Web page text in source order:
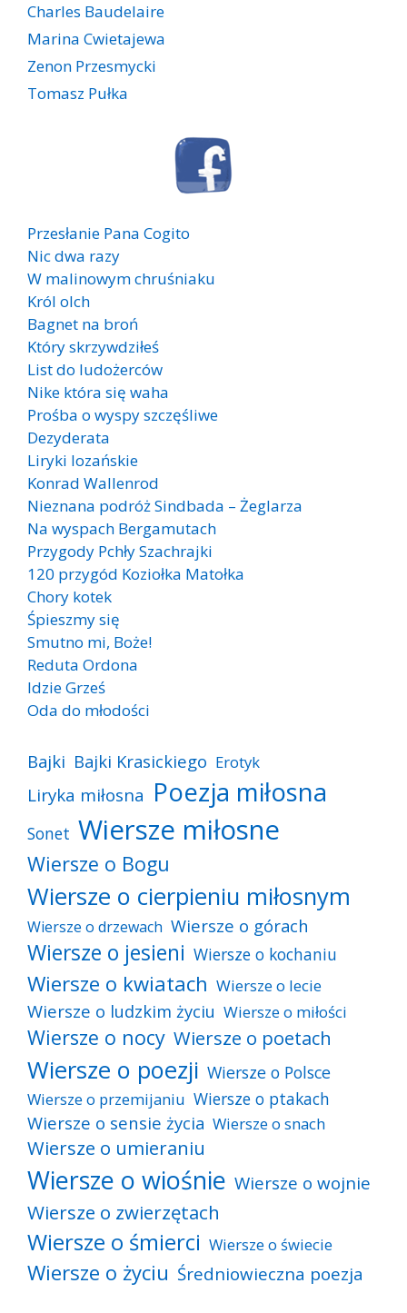
Charles Baudelaire
Marina Cwietajewa
Zenon Przesmycki
Tomasz Pułka
Przesłanie Pana Cogito
Nic dwa razy
W malinowym chruśniaku
Król olch
Bagnet na broń
Który skrzywdziłeś
List do ludożerców
Nike która się waha
Prośba o wyspy szczęśliwe
Dezyderata
Liryki lozańskie
Konrad Wallenrod
Nieznana podróż Sindbada – Żeglarza
Na wyspach Bergamutach
Przygody Pchły Szachrajki
120 przygód Koziołka Matołka
Chory kotek
Śpieszmy się
Smutno mi, Boże!
Reduta Ordona
Idzie Grześ
Oda do młodości
Bajki Bajki Krasickiego Erotyk
Liryka miłosna Poezja miłosna
Sonet Wiersze miłosne
Wiersze o Bogu
Wiersze o cierpieniu miłosnym
Wiersze o drzewach Wiersze o górach
Wiersze o jesieni Wiersze o kochaniu
Wiersze o kwiatach Wiersze o lecie
Wiersze o ludzkim życiu Wiersze o miłości
Wiersze o nocy Wiersze o poetach
Wiersze o poezji Wiersze o Polsce
Wiersze o przemijaniu Wiersze o ptakach
Wiersze o sensie życia Wiersze o snach
Wiersze o umieraniu
Wiersze o wiośnie Wiersze o wojnie
Wiersze o zwierzętach
Wiersze o śmierci Wiersze o świecie
Wiersze o życiu Średniowieczna poezja